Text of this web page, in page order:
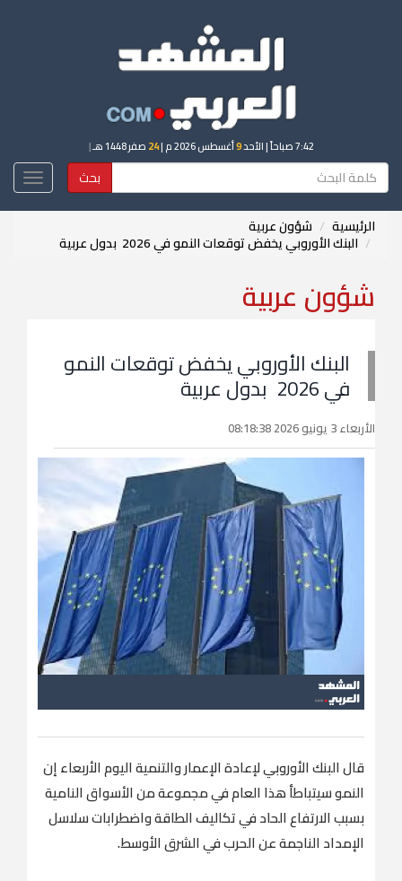
7:42 صباحاً | الأحد9أغسطس 2026 م | 24 صفر 1448 هـ |
بحث
الرئيسية شؤون عربية
البنك الأوروبي يخفض توقعات النمو في 2026 بدول عربية
شؤون عربية
البنك الأوروبي يخفض توقعات النمو
في 2026 بدول عربية
الأربعاء 3 يونيو 2026 08:18:38
قال البنك الأوروبي لإعادة الإعمار ​والتنمية اليوم الأربعاء إن
النمو سيتباطأ هذا العام في مجموعة من الأسواق النامية
بسبب ‌الارتفاع ‌الحاد ​في ‌تكاليف ⁠الطاقة واضطرابات ​سلاسل
الإمداد ⁠الناجمة عن الحرب في الشرق الأوسط.